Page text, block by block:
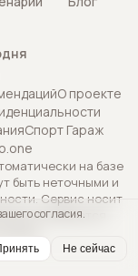
О проекте
Спорт Гараж
на базе
быть неточными и
Сервис носит
и не является
согласия.
Не сейчас